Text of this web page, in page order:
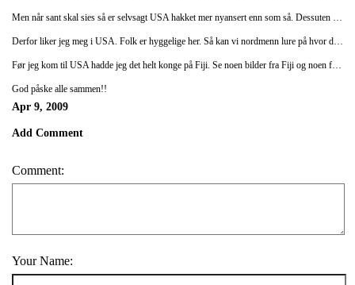
Men når sant skal sies så er selvsagt USA hakket mer nyansert enn som så. Dessuten er et overveiende flertall eksepsjonelt imøtekommende og hyggelige. Allerede i det vi kom ut av flyplassen i LA ble vi nærmest overfalt av en mann som insisterte på å finne det billigste og beste transportmiddelet for oss. Ikke mange sekunder senere løp vedkommende - en 54 år gammel tykk, farget mann - forbi hele den uendelig lange taxikøen og holdt igjen en minibuss som tok oss dit vi skulle. Gratis. Og da jeg for et par dager siden ble nødt til å ta inn på et motell klokken to om natten uten å ville bruke 100 $ på et rom, tilbød resepsjonisten meg å sitte i lobbyen og surfe gratis på internett. Da klokken krøp mot halv syv på morgenen nektet han å gi seg før jeg aksepterte tilbudet om gratis frokost, med pannekaker og lønnesirup og det hele!
Derfor liker jeg meg i USA. Folk er hyggelige her. Så kan vi nordmenn lure på hvor dypt det stikker, om amerikanere er overfladisk og så videre. Men jeg kan ikke nekte for at det er mer trivelig å bli møtt med et smil og "hvordan har du det" av damen bak kassen, enn med et tomt blikk og en snerpete munn.
Før jeg kom til USA hadde jeg det helt konge på Fiji. Se noen bilder fra Fiji og noen fra LA i fotoalbumet. Jeg skal også legge ut en særdeles tam og ubrukelig videoblogg som jeg lagde sammen med mine nye venner Chris og Jess i LA. Den kommer i morgen.
God påske alle sammen!!
Apr 9, 2009
Add Comment
Comment:
Your Name: